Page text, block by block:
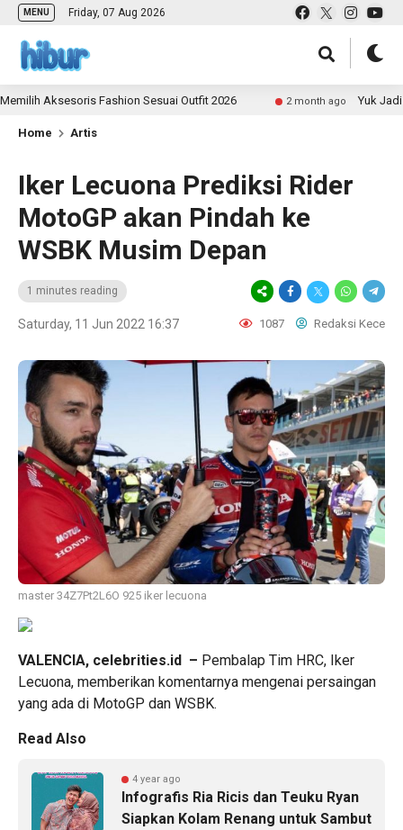
MENU Friday, 07 Aug 2026
Aksesoris Fashion Sesuai Outfit 2026 2 month ago Yuk Jadi
Home Artis
Iker Lecuona Prediksi Rider
MotoGP akan Pindah ke
WSBK Musim Depan
1 minutes reading
Saturday, 11 Jun 2022 16:37 1087 Redaksi Kece
master 34Z7Pt2L6O 925 iker lecuona
VALENCIA, celebrities.id – Pembalap Tim HRC, Iker
Lecuona, memberikan komentarnya mengenai persaingan
yang ada di MotoGP dan WSBK.
Read Also
4 year ago
Infografis Ria Ricis dan Teuku Ryan
Siapkan Kolam Renang untuk Sambut